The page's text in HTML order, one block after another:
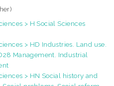
> H Social Sciences
> HD Industries. Land use.
Management. Industrial
> HN Social history and